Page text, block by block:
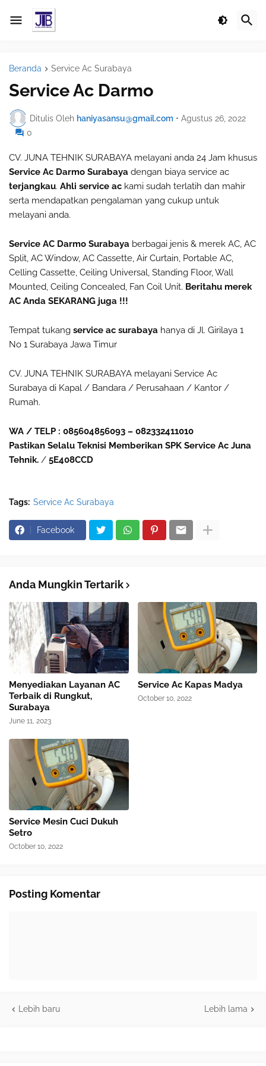
Beranda Service Ac Surabaya
Service Ac Darmo
Ditulis Oleh haniyasansu@gmail.com • Agustus 26, 2022
0
CV. JUNA TEHNIK SURABAYA melayani anda 24 Jam khusus
Service Ac Darmo Surabaya dengan biaya service ac
terjangkau. Ahli service ac kami sudah terlatih dan mahir
serta mendapatkan pengalaman yang cukup untuk
melayani anda.
Service AC Darmo Surabaya berbagai jenis & merek AC, AC
Split, AC Window, AC Cassette, Air Curtain, Portable AC,
Celling Cassette, Ceiling Universal, Standing Floor, Wall
Mounted, Ceiling Concealed, Fan Coil Unit. Beritahu merek
AC Anda SEKARANG juga !!!
Tempat tukang service ac surabaya hanya di Jl. Girilaya 1
No 1 Surabaya Jawa Timur
CV. JUNA TEHNIK SURABAYA melayani Service Ac
Surabaya di Kapal / Bandara / Perusahaan / Kantor /
Rumah.
WA / TELP : 085604856093 – 082332411010
Pastikan Selalu Teknisi Memberikan SPK Service Ac Juna
Tehnik. / 5E408CCD
Tags: Service Ac Surabaya
Facebook
Anda Mungkin Tertarik
Menyediakan Layanan AC
Terbaik di Rungkut,
Surabaya
June 11, 2023
Service Ac Kapas Madya
October 10, 2022
Service Mesin Cuci Dukuh
Setro
October 10, 2022
Posting Komentar
Lebih baru Lebih lama